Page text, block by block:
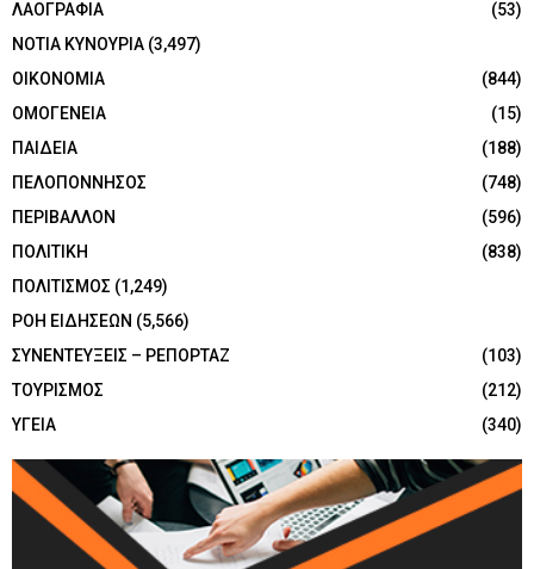
ΛΑΟΓΡΑΦΙΑ
(53)
ΝΟΤΙΑ ΚΥΝΟΥΡΙΑ (3,497)
ΟΙΚΟΝΟΜΙΑ
(844)
ΟΜΟΓΕΝΕΙΑ
(15)
ΠΑΙΔΕΙΑ
(188)
ΠΕΛΟΠΟΝΝΗΣΟΣ
(748)
ΠΕΡΙΒΑΛΛΟΝ
(596)
ΠΟΛΙΤΙΚΗ
(838)
ΠΟΛΙΤΙΣΜΟΣ (1,249)
ΡΟΗ ΕΙΔΗΣΕΩΝ (5,566)
ΣΥΝΕΝΤΕΥΞΕΙΣ – ΡΕΠΟΡΤΑΖ
(103)
ΤΟΥΡΙΣΜΟΣ
(212)
ΥΓΕΙΑ
(340)